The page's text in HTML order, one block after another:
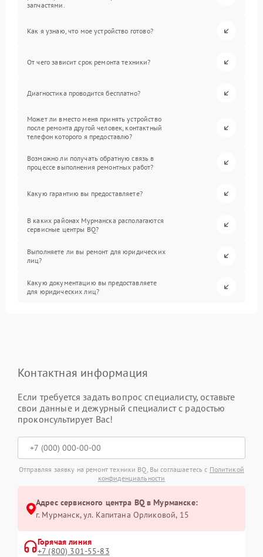
запчастями.
Как я узнаю, что мое устройство готово?
От чего зависит срок ремонта техники?
Диагностика проводится бесплатно?
Может ли вместо меня принять устройство
после ремонта другой человек, контактный
телефон которого я предоставлю?
Возможно ли получать обратную связь в
процессе выполнения ремонтных работ?
Какую гарантию вы предоставляете?
В каких районах Мурманска располагаются
сервисные центры BQ?
Выполняете ли вы ремонт для юридических
лиц?
Какую документацию вы предоставляете
для юридических лиц?
Контактная информация
Если требуется задать вопрос специалисту, оставьте
свои данные и дежурный специалист с радостью
проконсультирует Вас!
Отправляя заявку на ремонт техники BQ, Вы соглашаетесь с Политикой
конфиденциальности
Адрес сервисного центра BQ в Мурманске:
г. Мурманск, ул. Капитана Орликовой, 15
Горячая линия
+7 (800) 301-55-83